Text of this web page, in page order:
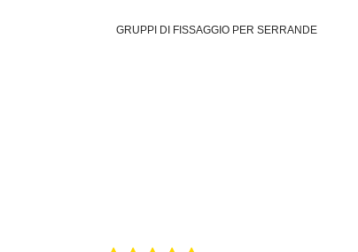
GRUPPI DI FISSAGGIO PER SERRANDE